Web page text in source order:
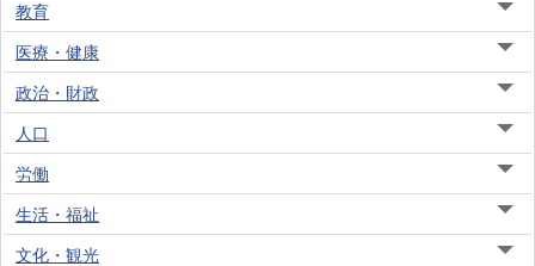
教育
医療・健康
政治・財政
人口
労働
生活・福祉
文化・観光